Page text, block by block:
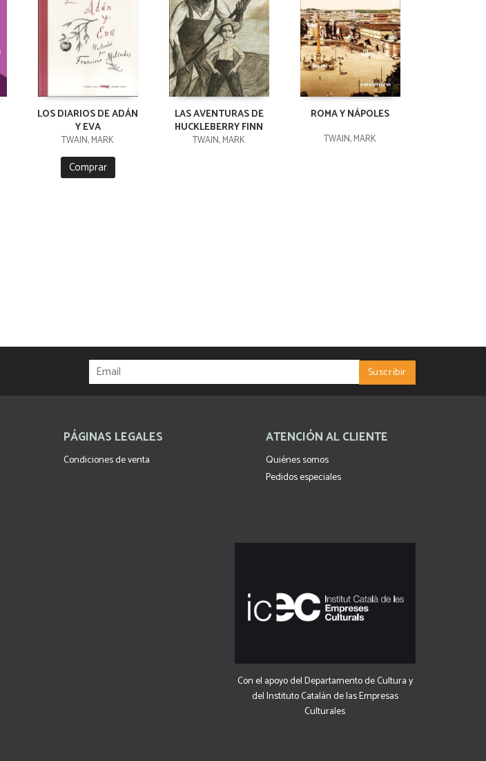
LOS DIARIOS DE ADÁN
Y EVA
TWAIN, MARK
Comprar
LAS AVENTURAS DE
HUCKLEBERRY FINN
TWAIN, MARK
ROMA Y NÁPOLES
TWAIN, MARK
PÁGINAS LEGALES
Condiciones de venta
ATENCIÓN AL CLIENTE
Quiénes somos
Pedidos especiales
Con el apoyo del Departamento de Cultura y
del Instituto Catalán de las Empresas
Culturales